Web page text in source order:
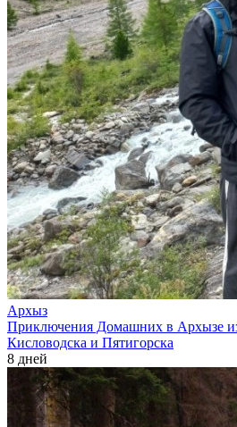
Архыз
Приключения Домашних в Архызе
Кисловодска и Пятигорска
8 дней